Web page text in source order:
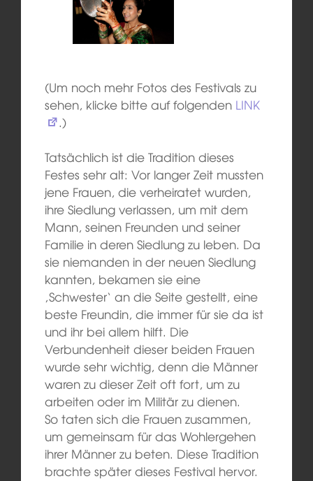
(Um noch mehr Fotos des Festivals zu
sehen, klicke bitte auf folgenden LINK
.)
Tatsächlich ist die Tradition dieses
Festes sehr alt: Vor langer Zeit mussten
jene Frauen, die verheiratet wurden,
ihre Siedlung verlassen, um mit dem
Mann, seinen Freunden und seiner
Familie in deren Siedlung zu leben. Da
sie niemanden in der neuen Siedlung
kannten, bekamen sie eine
‚Schwester‘ an die Seite gestellt, eine
beste Freundin, die immer für sie da ist
und ihr bei allem hilft. Die
Verbundenheit dieser beiden Frauen
wurde sehr wichtig, denn die Männer
waren zu dieser Zeit oft fort, um zu
arbeiten oder im Militär zu dienen.
So taten sich die Frauen zusammen,
um gemeinsam für das Wohlergehen
ihrer Männer zu beten. Diese Tradition
brachte später dieses Festival hervor.